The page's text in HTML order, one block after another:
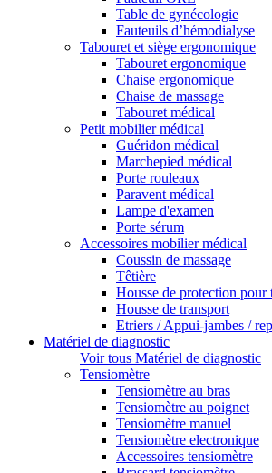
Table de gynécologie
Fauteuils d’hémodialyse
Tabouret et siège ergonomique
Tabouret ergonomique
Chaise ergonomique
Chaise de massage
Tabouret médical
Petit mobilier médical
Guéridon médical
Marchepied médical
Porte rouleaux
Paravent médical
Lampe d'examen
Porte sérum
Accessoires mobilier médical
Coussin de massage
Têtière
Housse de protection pour
Housse de transport
Etriers / Appui-jambes /
Matériel de diagnostic
Voir tous Matériel de diagnostic
Tensiomètre
Tensiomètre au bras
Tensiomètre au poignet
Tensiomètre manuel
Tensiomètre electronique
Accessoires tensiomètre